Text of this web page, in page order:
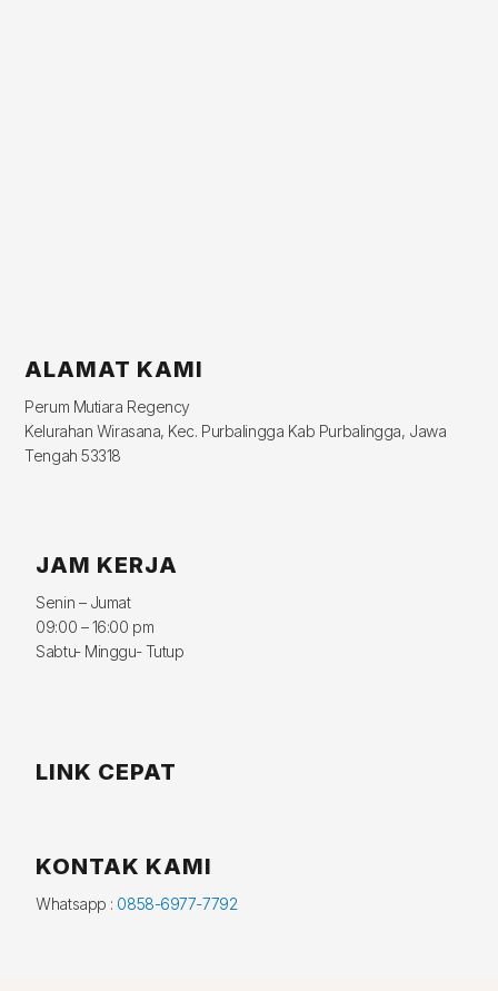
ALAMAT KAMI
Perum Mutiara Regency
Kelurahan Wirasana, Kec. Purbalingga Kab Purbalingga, Jawa
Tengah 53318
JAM KERJA
Senin – Jumat
09:00 – 16:00 pm
Sabtu- Minggu- Tutup
LINK CEPAT
KONTAK KAMI
Whatsapp : 0858-6977-7792